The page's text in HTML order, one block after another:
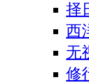
择
西
无
修